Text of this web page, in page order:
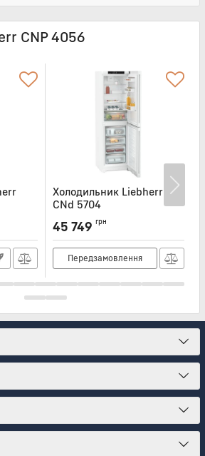
CNP 4056
Холодильник Liebherr
CNd 5704
CND5704
45 749 грн
Передзамовлення